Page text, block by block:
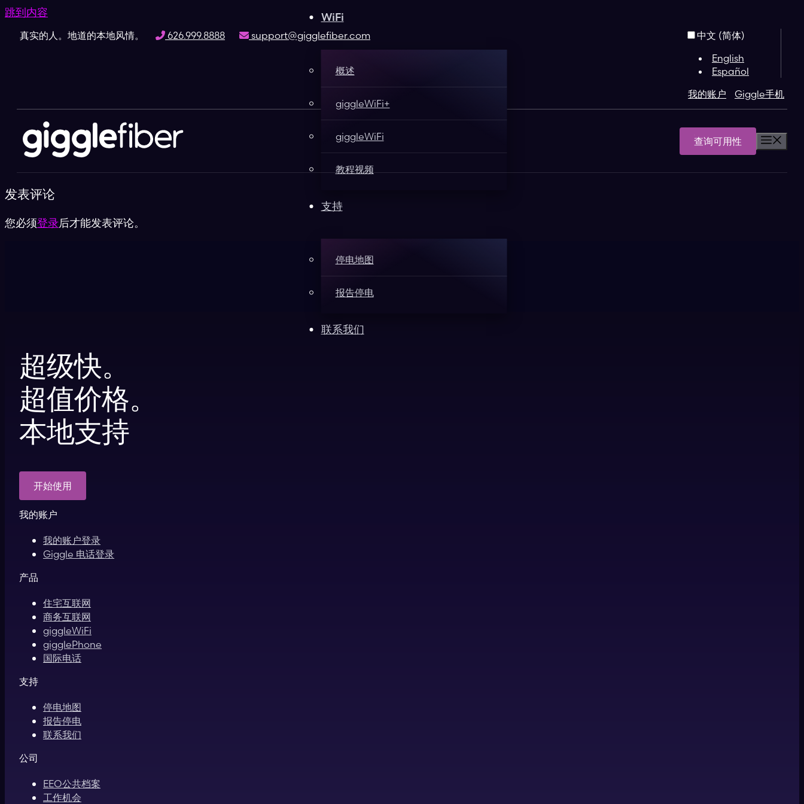
跳到内容
真实的人。地道的本地风情。 626.999.8888 support@gigglefiber.com
中文 (简体)
English
Español
我的账户
Giggle手机
查询可用性
WiFi
概述
giggleWiFi+
giggleWiFi
教程视频
支持
停电地图
报告停电
联系我们
发表评论
您必须登录后才能发表评论。
超级快。
超值价格。
本地支持
开始使用
我的账户
我的账户登录
Giggle 电话登录
产品
住宅互联网
商务互联网
giggleWiFi
gigglePhone
国际电话
支持
停电地图
报告停电
联系我们
公司
EEO公共档案
工作机会